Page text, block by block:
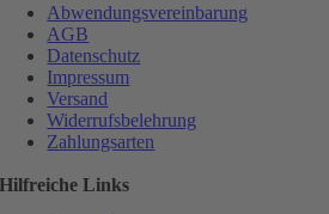
Abwendungsvereinbarung
AGB
Datenschutz
Impressum
Versand
Widerrufsbelehrung
Zahlungsarten
Hilfreiche Links